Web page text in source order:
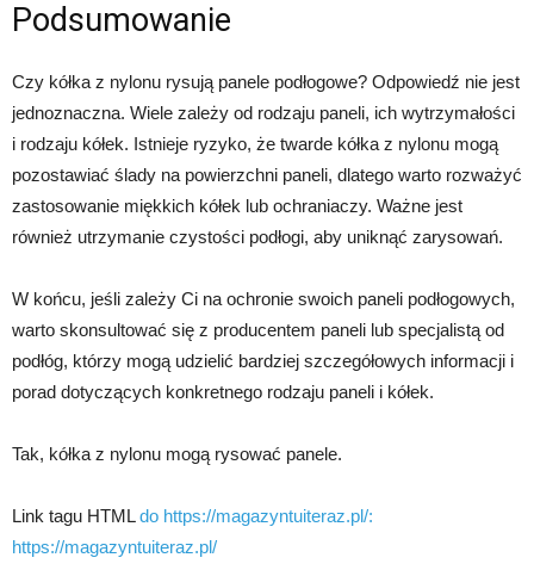
Podsumowanie
Czy kółka z nylonu rysują panele podłogowe? Odpowiedź nie jest
jednoznaczna. Wiele zależy od rodzaju paneli, ich wytrzymałości
i rodzaju kółek. Istnieje ryzyko, że twarde kółka z nylonu mogą
pozostawiać ślady na powierzchni paneli, dlatego warto rozważyć
zastosowanie miękkich kółek lub ochraniaczy. Ważne jest
również utrzymanie czystości podłogi, aby uniknąć zarysowań.
W końcu, jeśli zależy Ci na ochronie swoich paneli podłogowych,
warto skonsultować się z producentem paneli lub specjalistą od
podłóg, którzy mogą udzielić bardziej szczegółowych informacji i
porad dotyczących konkretnego rodzaju paneli i kółek.
Tak, kółka z nylonu mogą rysować panele.
Link tagu HTMLdo https://magazyntuiteraz.pl/:
https://magazyntuiteraz.pl/